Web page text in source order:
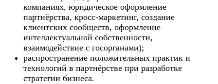
компаниях, юридическое оформление
партнёрства, кросс-маркетинг, создание
клиентских сообществ, оформление
интеллектуальной собственности,
взаимодействие с госорганами);
распространение положительных практик и
технологий в партнёрстве при разработке
стратегии бизнеса.